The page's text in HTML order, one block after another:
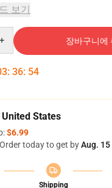
보기
장바구니에
: 36: 54
States
$6.99
today to get byAug. 15
Shipping